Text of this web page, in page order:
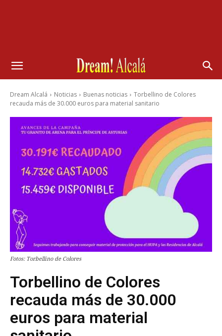
Dream Alcalá Noticias Buenas noticias
Torbellino de Colores
recauda más de 30.000 euros para material sanitario
Fotos: Torbellino de Colores
Torbellino de Colores
recauda más de 30.000
euros para material